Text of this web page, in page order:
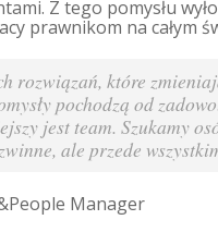
Z tego pomysłu
prawnikom na całym
rozwiązań, które
pochodzą od
jest team. Szukamy
ale przede
Manager